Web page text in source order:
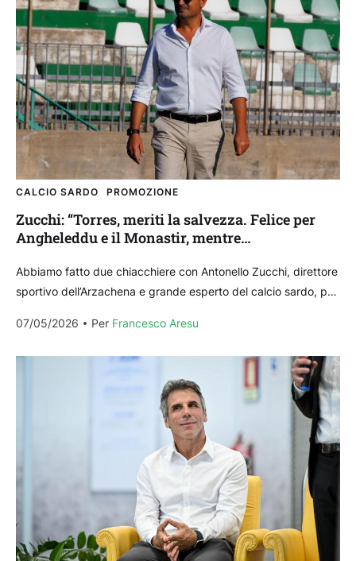
CALCIO SARDO PROMOZIONE
Zucchi: “Torres, meriti la salvezza. Felice per
Angheleddu e il Monastir, mentre
Abbiamo fatto due chiacchiere con Antonello Zucchi, direttore
sportivo dell’Arzachena e grande esperto del calcio sardo, per
07/05/2026
Per Francesco Aresu